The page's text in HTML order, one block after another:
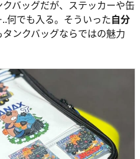
バッグだが、ステッカーや缶
何でも入る。そういった自分
タンクバッグならではの魅力